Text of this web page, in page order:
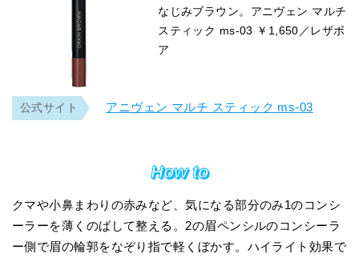
なじみブラウン。アニヴェン マルチ
スティック ms-03 ￥1,650／レザボ
ア
公式サイト アニヴェン マルチ スティック ms-03
How to
クマや小鼻まわりの赤みなど、気になる部分のみ1のコンシ
ーラーを薄くのばして整える。2の眉ペンシルのコンシーラ
ー側で眉の輪郭をなぞり指で軽くぼかす。ハイライト効果で